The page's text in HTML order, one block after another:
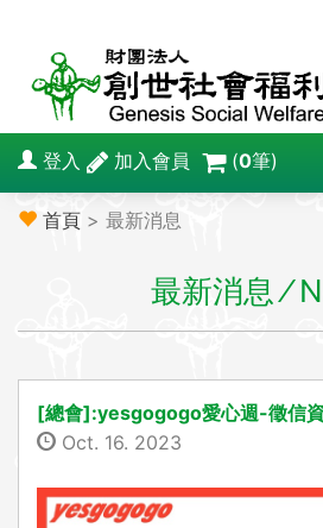
登入 加入會員 (0筆)
首頁 > 最新消息
最新消息 ⁄
[總會]:yesgogogo愛心週-徵信
Oct. 16. 2023